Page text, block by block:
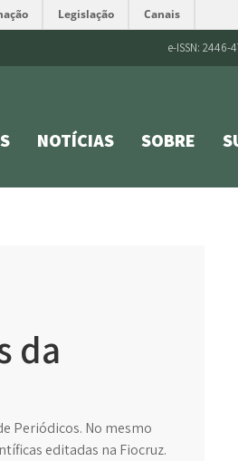
Legislação Canais
e-ISSN: 2446-
NOTÍCIAS SOBRE
da
Periódicos. No mesmo
editadas na Fiocruz.